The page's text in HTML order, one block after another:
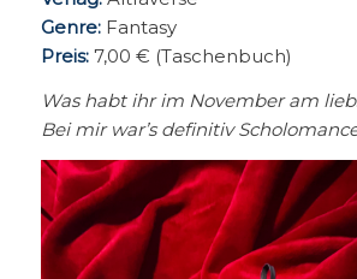
Genre:Fantasy
Preis:7,00 € (Taschenbuch)
Was habt ihr im November am
Bei mir war’s definitiv